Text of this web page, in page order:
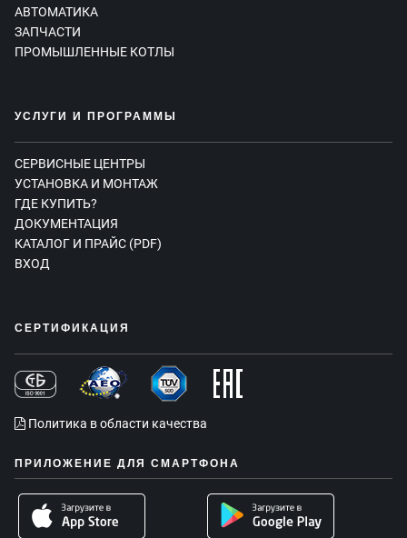
АВТОМАТИКА
ЗАПЧАСТИ
ПРОМЫШЛЕННЫЕ КОТЛЫ
УСЛУГИ И ПРОГРАММЫ
СЕРВИСНЫЕ ЦЕНТРЫ
УСТАНОВКА И МОНТАЖ
ГДЕ КУПИТЬ?
ДОКУМЕНТАЦИЯ
КАТАЛОГ И ПРАЙС (PDF)
ВХОД
СЕРТИФИКАЦИЯ
Политика в области качества
ПРИЛОЖЕНИЕ ДЛЯ СМАРТФОНА